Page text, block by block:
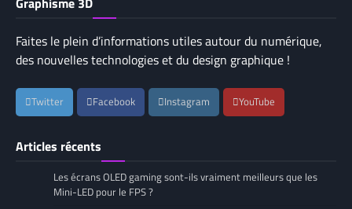
Faites le plein d’informations utiles autour du numérique,
des nouvelles technologies et du design graphique !
Twitter Facebook Instagram YouTube
Articles récents
Les écrans OLED gaming sont-ils vraiment meilleurs que les
Mini-LED pour le FPS ?